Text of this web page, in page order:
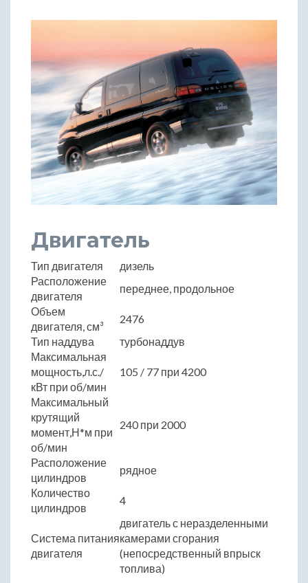
Двигатель
Тип двигателя
дизель
Расположение
двигателя
переднее, продольное
Объем
двигателя, см³
2476
Тип наддува
турбонаддув
Максимальная
мощность,л.с./
кВт при об/мин
105 / 77 при 4200
Максимальный
крутящий
момент,Н*м при
об/мин
240 при 2000
Расположение
цилиндров
рядное
Количество
цилиндров
4
Система питания
двигателя
двигатель с неразделенными
камерами сгорания
(непосредственный впрыск
топлива)